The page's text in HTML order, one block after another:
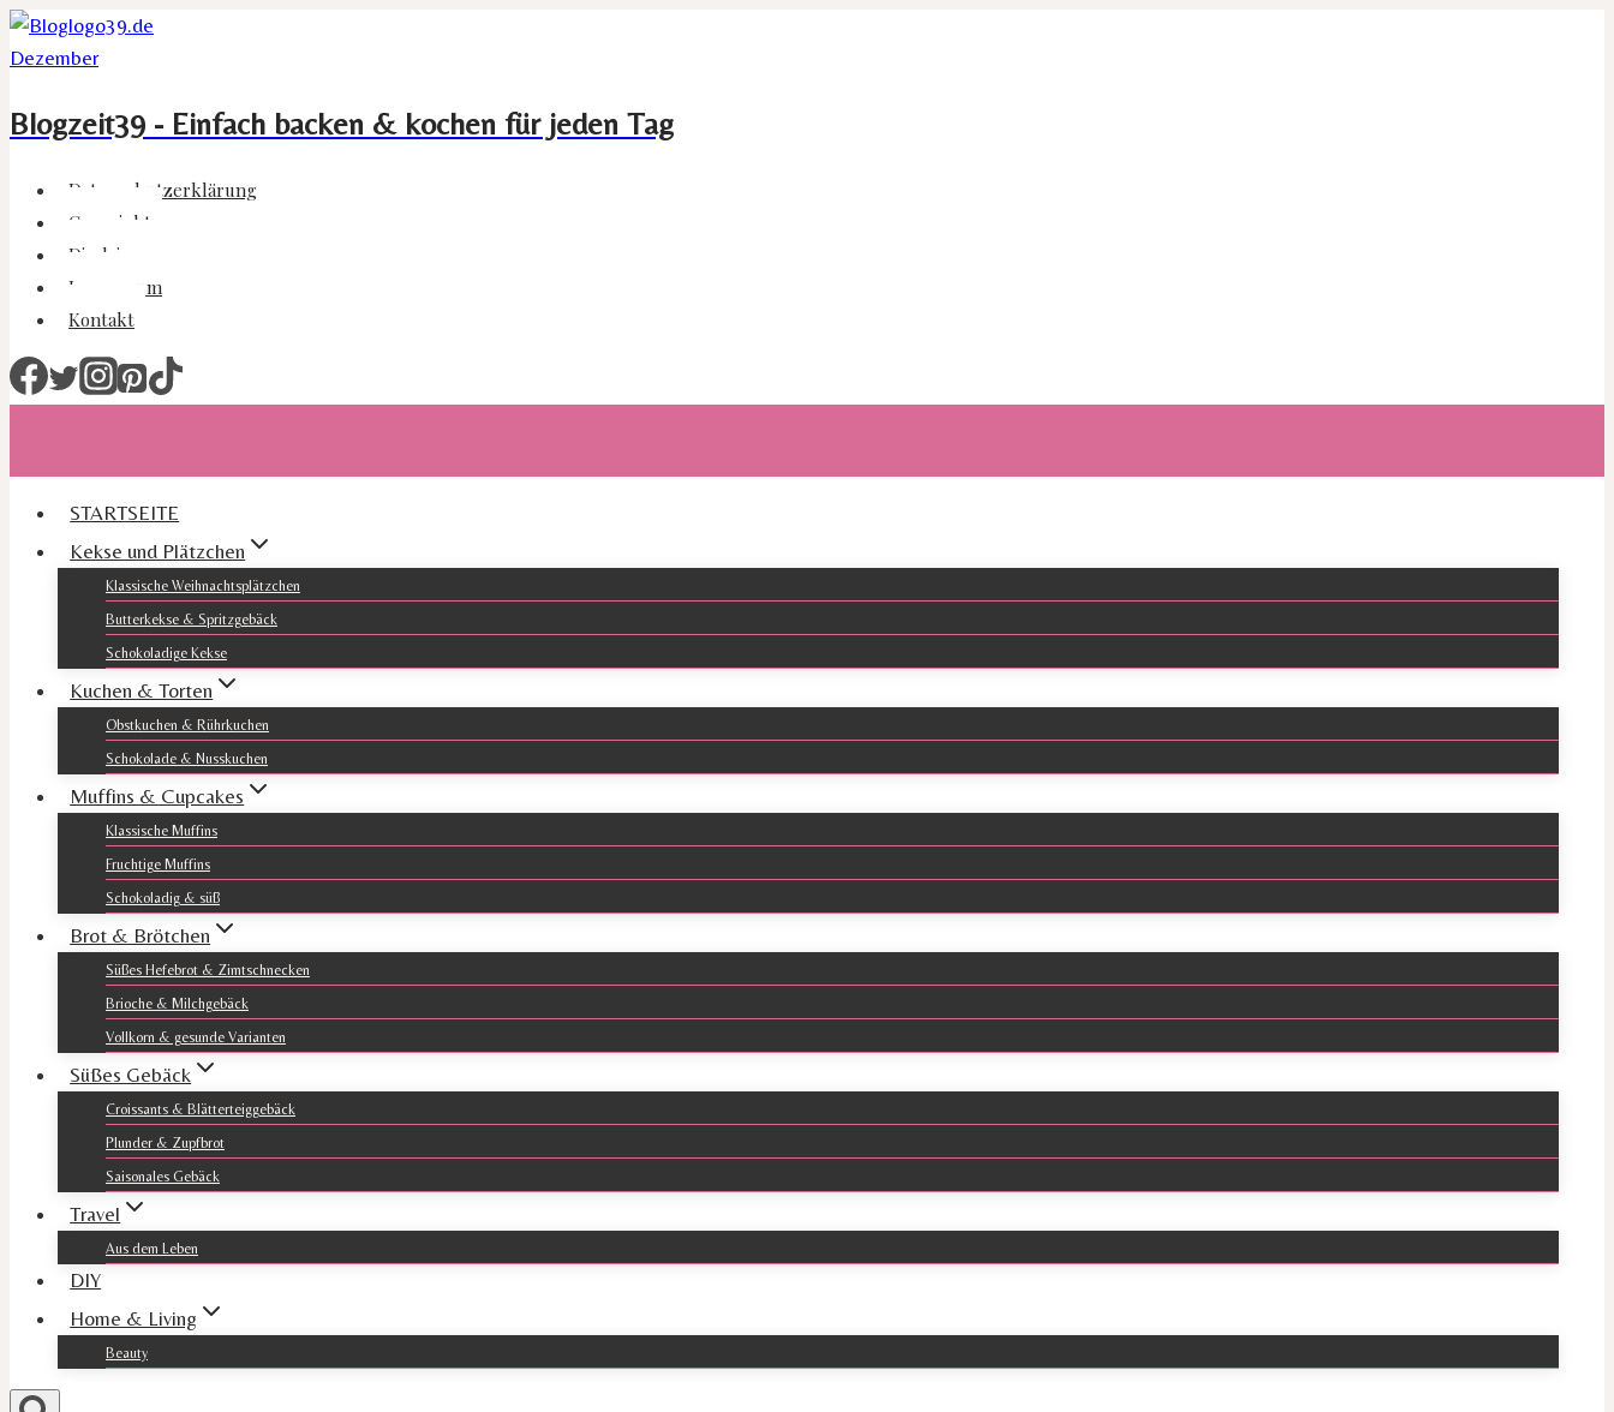
Zum
Inhalt
Blogzeit39 - Einfach backen & kochen für jeden Tag
Datenschutzerklärung
Copyright
Disclaimer
Impressum
Kontakt
STARTSEITE
Kekse und Plätzchen
Klassische Weihnachtsplätzchen
Butterkekse & Spritzgebäck
Schokoladige Kekse
Kuchen & Torten
Obstkuchen & Rührkuchen
Schokolade & Nusskuchen
Muffins & Cupcakes
Klassische Muffins
Fruchtige Muffins
Schokoladig & süß
Brot & Brötchen
Süßes Hefebrot & Zimtschnecken
Brioche & Milchgebäck
Vollkorn & gesunde Varianten
Süßes Gebäck
Croissants & Blätterteiggebäck
Plunder & Zupfbrot
Saisonales Gebäck
Travel
Aus dem Leben
DIY
Home & Living
Beauty